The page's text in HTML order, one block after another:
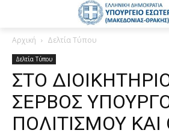
Αρχική Δελτία Τύπου
Δελτία Τύπου
ΣΤΟ
ΣΕΡΒΟΣ
ΠΟΛΙΤΙΣΜΟΥ ΚΑΙ